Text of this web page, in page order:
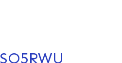
SQ5RWU